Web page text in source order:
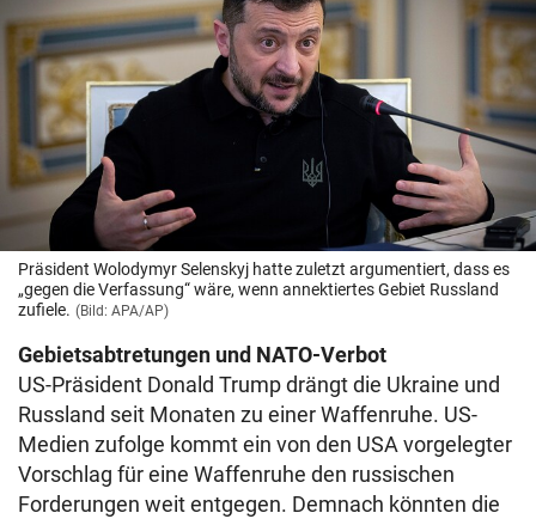
Präsident Wolodymyr Selenskyj hatte zuletzt argumentiert, dass es
„gegen die Verfassung“ wäre, wenn annektiertes Gebiet Russland
zufiele. (Bild: APA/AP)
Gebietsabtretungen und NATO-Verbot
US-Präsident Donald Trump drängt die Ukraine und
Russland seit Monaten zu einer Waffenruhe. US-
Medien zufolge kommt ein von den USA vorgelegter
Vorschlag für eine Waffenruhe den russischen
Forderungen weit entgegen. Demnach könnten die